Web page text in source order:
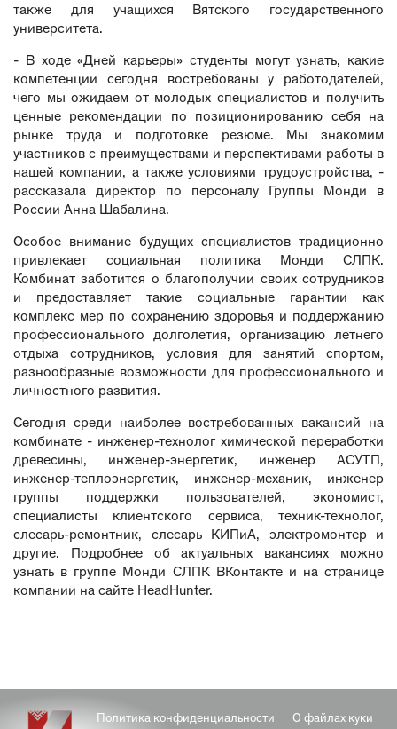
также для учащихся Вятского государственного
университета.
- В ходе «Дней карьеры» студенты могут узнать, какие
компетенции сегодня востребованы у работодателей,
чего мы ожидаем от молодых специалистов и получить
ценные рекомендации по позиционированию себя на
рынке труда и подготовке резюме. Мы знакомим
участников с преимуществами и перспективами работы в
нашей компании, а также условиями трудоустройства, -
рассказала директор по персоналу Группы Монди в
России Анна Шабалина.
Особое внимание будущих специалистов традиционно
привлекает социальная политика Монди СЛПК.
Комбинат заботится о благополучии своих сотрудников
и предоставляет такие социальные гарантии как
комплекс мер по сохранению здоровья и поддержанию
профессионального долголетия, организацию летнего
отдыха сотрудников, условия для занятий спортом,
разнообразные возможности для профессионального и
личностного развития.
Сегодня среди наиболее востребованных вакансий на
комбинате - инженер-технолог химической переработки
древесины, инженер-энергетик, инженер АСУТП,
инженер-теплоэнергетик, инженер-механик, инженер
группы поддержки пользователей, экономист,
специалисты клиентского сервиса, техник-технолог,
слесарь-ремонтник, слесарь КИПиА, электромонтер и
другие. Подробнее об актуальных вакансиях можно
узнать в группе Монди СЛПК ВКонтактеи на странице
компании на сайте HeadHunter.
Политика конфиденциальности О файлах куки